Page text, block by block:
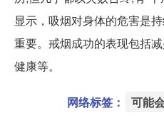
显示，吸烟对身体的危害是
重要。戒烟成功的表现包括
健康等。
网络标签： 可能